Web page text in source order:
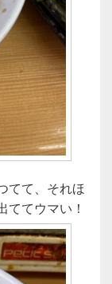
てて、それほ
ててウマい！